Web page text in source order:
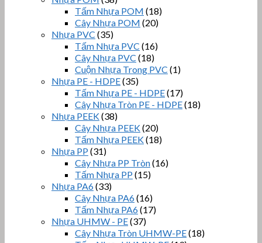
Tấm Nhựa POM (18)
Cây Nhựa POM (20)
Nhựa PVC (35)
Tấm Nhựa PVC (16)
Cây Nhựa PVC (18)
Cuộn Nhựa Trong PVC (1)
Nhựa PE - HDPE(35)
Tấm Nhựa PE - HDPE(17)
Cây Nhựa Tròn PE - HDPE(18)
Nhựa PEEK(38)
Cây Nhựa PEEK(20)
Tấm Nhựa PEEK(18)
Nhựa PP (31)
Cây Nhựa PP Tròn(16)
Tấm Nhựa PP (15)
Nhựa PA6(33)
Cây Nhựa PA6(16)
Tấm Nhựa PA6(17)
Nhựa UHMW - PE(37)
Cây Nhựa Tròn UHMW-PE(18)